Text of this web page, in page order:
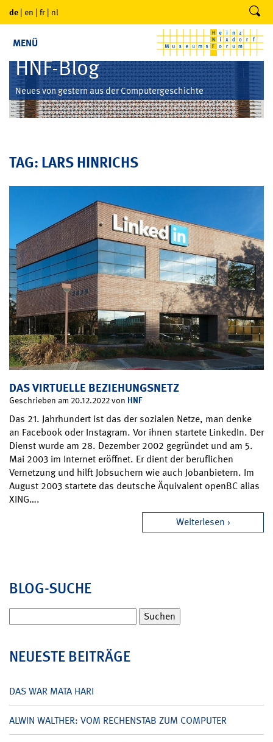
de | en | fr | nl
MENÜ
HNF-Blog
Neues von gestern aus der Computergeschichte
TAG: LARS HINRICHS
DAS VIRTUELLE BEZIEHUNGSNETZ
Geschrieben am 20.12.2022 von HNF
Das 21. Jahrhundert ist das der sozialen Netze, man denke
an Facebook oder Instagram. Vor ihnen startete LinkedIn. Der
Dienst wurde am 28. Dezember 2002 gegründet und am 5.
Mai 2003 im Internet eröffnet. Er dient der beruflichen
Vernetzung und hilft Jobsuchern wie auch Jobanbietern. Im
August 2003 startete das deutsche Äquivalent openBC alias
XING….
Weiterlesen
BLOG-SUCHE
nach:
NEUESTE BEITRÄGE
DAS WAR MATA HARI
ALWIN WALTHER: VOM RECHENSTAB ZUM COMPUTER